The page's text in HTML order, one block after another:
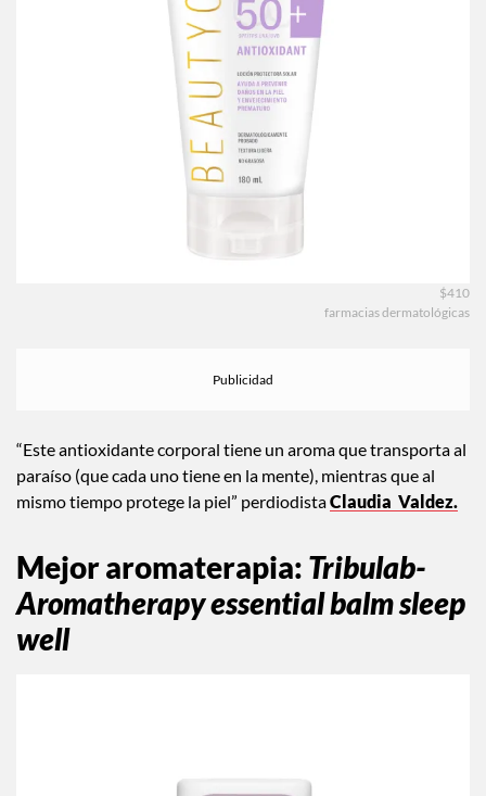
$410
farmacias dermatológicas
“Este antioxidante corporal tiene un aroma que transporta al
paraíso (que cada uno tiene en la mente), mientras que al
mismo tiempo protege la piel” perdiodistaClaudia Valdez.
Mejor aromaterapia: Tribulab-
Aromatherapy essential balm sleep
well